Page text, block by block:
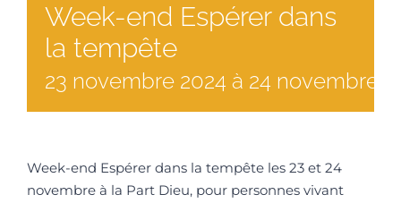
Week-end Espérer dans
la tempête
23 novembre 2024 à 24 novembre
Week-end Espérer dans la tempête les 23 et 24
novembre à la Part Dieu, pour personnes vivant